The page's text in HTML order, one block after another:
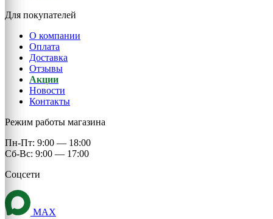
Для покупателей
О компании
Оплата
Доставка
Отзывы
Акции
Новости
Контакты
Режим работы магазина
Пн-Пт: 9:00 — 18:00
Сб-Вс: 9:00 — 17:00
Соцсети
MAX